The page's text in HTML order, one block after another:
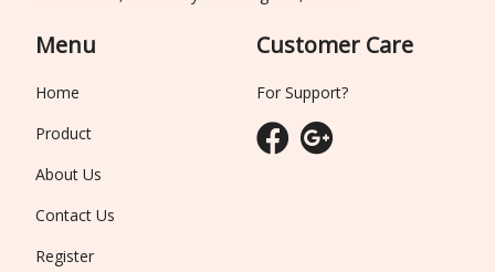
Menu
Home
Product
About Us
Contact Us
Register
Customer Care
For Support?